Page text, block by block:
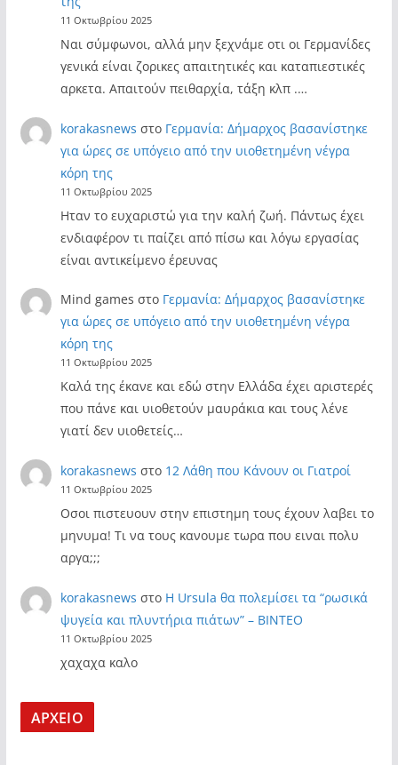
11 Οκτωβρίου 2025
Ναι σύμφωνοι, αλλά μην ξεχνάμε οτι οι Γερμανίδες
γενικά είναι ζορικες απαιτητικές και καταπιεστικές
αρκετα. Απαιτούν πειθαρχία, τάξη κλπ .…
korakasnews στο Γερμανία: Δήμαρχος βασανίστηκε
για ώρες σε υπόγειο από την υιοθετημένη νέγρα
κόρη της
11 Οκτωβρίου 2025
Ηταν το ευχαριστώ για την καλή ζωή. Πάντως έχει
ενδιαφέρον τι παίζει από πίσω και λόγω εργασίας
είναι αντικείμενο έρευνας
Mind games στο Γερμανία: Δήμαρχος βασανίστηκε
για ώρες σε υπόγειο από την υιοθετημένη νέγρα
κόρη της
11 Οκτωβρίου 2025
Καλά της έκανε και εδώ στην Ελλάδα έχει αριστερές
που πάνε και υιοθετούν μαυράκια και τους λένε
γιατί δεν υιοθετείς…
korakasnews στο 12 Λάθη που Κάνουν οι Γιατροί
11 Οκτωβρίου 2025
Οσοι πιστευουν στην επιστημη τους έχουν λαβει το
μηνυμα! Τι να τους κανουμε τωρα που ειναι πολυ
αργα;;;
korakasnews στο Η Ursula θα πολεμίσει τα “ρωσικά
ψυγεία και πλυντήρια πιάτων” – ΒΙΝΤΕΟ
11 Οκτωβρίου 2025
χαχαχα καλο
ΑΡΧΕΙΟ